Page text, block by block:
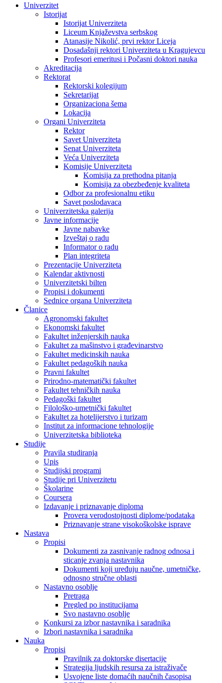
Univerzitet
Istorijat
Istorijat Univerziteta
Liceum Knjaževstva serbskog
Atanasije Nikolić, prvi rektor Liceja
Dosadašnji rektori Univerziteta u Kragujevcu
Profesori emeritusi i Počasni doktori nauka
Akreditacija
Rektorat
Rektorski kolegijum
Sekretarijat
Organizaciona šema
Lokacija
Organi Univerziteta
Rektor
Savet Univerziteta
Senat Univerziteta
Veća Univerziteta
Komisije Univerziteta
Komisija za prethodna pitanja
Komisija za obezbeđenje kvaliteta
Odbor za profesionalnu etiku
Savet poslodavaca
Univerzitetska galerija
Javne informacije
Javne nabavke
Izveštaj o radu
Informator o radu
Plan integriteta
Prezentacije Univerziteta
Kalendar aktivnosti
Univerzitetski bilten
Propisi i dokumenti
Sednice organa Univerziteta
Članice
Agronomski fakultet
Ekonomski fakultet
Fakultet inženjerskih nauka
Fakultet za mašinstvo i građevinarstvo
Fakultet medicinskih nauka
Fakultet pedagoških nauka
Pravni fakultet
Prirodno-matematički fakultet
Fakultet tehničkih nauka
Pedagoški fakultet
Filološko-umetnički fakultet
Fakultet za hotelijerstvo i turizam
Institut za informacione tehnologije
Univerzitetska biblioteka
Studije
Pravila studiranja
Upis
Studijski programi
Studije pri Univerzitetu
Školarine
Coursera
Izdavanje i priznavanje diploma
Provera verodostojnosti diplome/podataka
Priznavanje strane visokoškolske isprave
Nastava
Propisi
Dokumenti za zasnivanje radnog odnosa i
sticanje zvanja nastavnika
Dokumenti koji uređuju naučne, umetničke,
odnosno stručne oblasti
Nastavno osoblje
Pretraga
Pregled po institucijama
Svo nastavno osoblje
Konkursi za izbor nastavnika i saradnika
Izbori nastavnika i saradnika
Nauka
Propisi
Pravilnik za doktorske disertacije
Strategija ljudskih resursa za istraživače
Usvojene liste domaćih naučnih časopisa